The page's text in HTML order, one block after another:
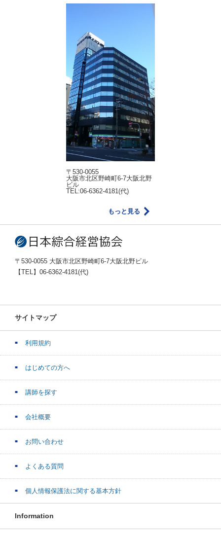
〒530-0055
大阪市北区野崎町6-7大阪北野
ビル
TEL:06-6362-4181(代)
もっと見る
〒530-0055 大阪市北区野崎町6-7大阪北野ビル
【TEL】06-6362-4181(代)
サイトマップ
利用規約
はじめての方へ
講師を探す
会社概要
お問い合わせ
よくある質問
個人情報保護法に関する基本方針
Information